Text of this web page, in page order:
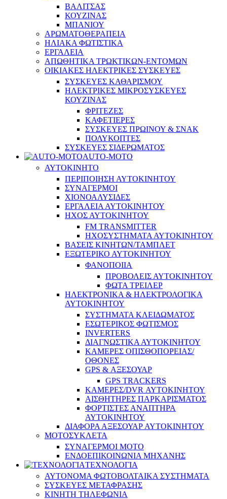
ΒΑΛΙΤΣΑΣ
ΚΟΥΖΙΝΑΣ
ΜΠΑΝΙΟΥ
ΑΡΩΜΑΤΟΘΕΡΑΠΕΙΑ
ΗΛΙΑΚΑ ΦΩΤΙΣΤΙΚΑ
ΕΡΓΑΛΕΙΑ
ΑΠΩΘΗΤΙΚΑ ΤΡΩΚΤΙΚΩΝ-ΕΝΤΟΜΩΝ
ΟΙΚΙΑΚΕΣ ΗΛΕΚΤΡΙΚΕΣ ΣΥΣΚΕΥΕΣ
ΣΥΣΚΕΥΕΣ ΚΑΘΑΡΙΣΜΟΥ
ΗΛΕΚΤΡΙΚΕΣ ΜΙΚΡΟΣΥΣΚΕΥΕΣ
ΚΟΥΖΙΝΑΣ
ΦΡΙΤΕΖΕΣ
ΚΑΦΕΤΙΕΡΕΣ
ΣΥΣΚΕΥΕΣ ΠΡΩΙΝΟΥ & ΣΝΑΚ
ΠΟΛΥΚΟΠΤΕΣ
ΣΥΣΚΕΥΕΣ ΣΙΔΕΡΩΜΑΤΟΣ
AUTO-MOTO
ΑΥΤΟΚΙΝΗΤΟ
ΠΕΡΙΠΟΙΗΣΗ ΑΥΤΟΚΙΝΗΤΟΥ
ΣΥΝΑΓΕΡΜΟΙ
ΧΙΟΝΟΑΛΥΣΙΔΕΣ
ΕΡΓΑΛΕΙΑ ΑΥΤΟΚΙΝΗΤΟΥ
ΗΧΟΣ ΑΥΤΟΚΙΝΗΤΟΥ
FM TRANSMITTER
ΗΧΟΣΥΣΤΗΜΑΤΑ ΑΥΤΟΚΙΝΗΤΟΥ
ΒΑΣΕΙΣ ΚΙΝΗΤΩΝ/ΤΑΜΠΛΕΤ
ΕΞΩΤΕΡΙΚΟ ΑΥΤΟΚΙΝΗΤΟΥ
ΦΑΝΟΠΟΙΙΑ
ΠΡΟΒΟΛΕΙΣ ΑΥΤΟΚΙΝΗΤΟΥ
ΦΩΤΑ ΤΡΕΙΛΕΡ
ΗΛΕΚΤΡΟΝΙΚΑ & ΗΛΕΚΤΡΟΛΟΓΙΚΑ
ΑΥΤΟΚΙΝΗΤΟΥ
ΣΥΣΤΗΜΑΤΑ ΚΛΕΙΔΩΜΑΤΟΣ
ΕΣΩΤΕΡΙΚΟΣ ΦΩΤΙΣΜΟΣ
INVERTERS
ΔΙΑΓΝΩΣΤΙΚΑ ΑΥΤΟΚΙΝΗΤΟΥ
ΚΑΜΕΡΕΣ ΟΠΙΣΘΟΠΟΡΕΙΑΣ/
ΟΘΟΝΕΣ
GPS & ΑΞΕΣΟΥΑΡ
GPS TRACKERS
ΚΑΜΕΡΕΣ/DVR ΑΥΤΟΚΙΝΗΤΟΥ
ΑΙΣΘΗΤΗΡΕΣ ΠΑΡΚΑΡΙΣΜΑΤΟΣ
ΦΟΡΤΙΣΤΕΣ ΑΝΑΠΤΗΡΑ
ΑΥΤΟΚΙΝΗΤΟΥ
ΔΙΑΦΟΡΑ ΑΞΕΣΟΥΑΡ ΑΥΤΟΚΙΝΗΤΟΥ
ΜΟΤΟΣΥΚΛΕΤΑ
ΣΥΝΑΓΕΡΜΟΙ ΜΟΤΟ
ΕΝΔΟΕΠΙΚΟΙΝΩΝΙΑ ΜΗΧΑΝΗΣ
ΤΕΧΝΟΛΟΓΙΑ
ΑΥΤΟΝΟΜΑ ΦΩΤΟΒΟΛΤΑΙΚΑ ΣΥΣΤΗΜΑΤΑ
ΣΥΣΚΕΥΕΣ ΜΕΤΑΦΡΑΣΗΣ
ΚΙΝΗΤΗ ΤΗΛΕΦΩΝΙΑ